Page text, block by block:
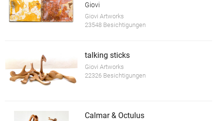
Giovi
Giovi Artworks
23548 Besichtigungen
talking sticks
Giovi Artworks
22326 Besichtigungen
Calmar & Octulus